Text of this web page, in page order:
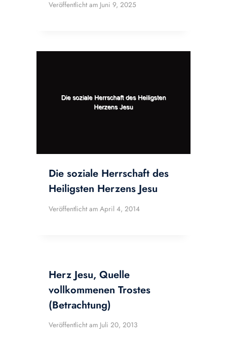
Veröffentlicht am Juni 9, 2025
Die soziale Herrschaft des
Heiligsten Herzens Jesu
Veröffentlicht am April 4, 2014
Herz Jesu, Quelle
vollkommenen Trostes
(Betrachtung)
Veröffentlicht am Juli 20, 2013